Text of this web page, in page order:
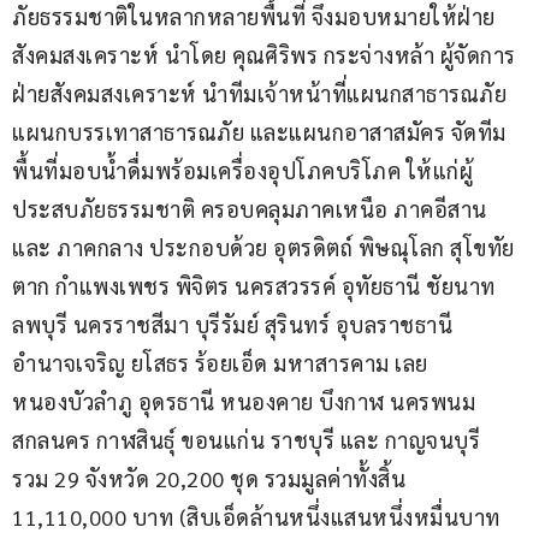
ภัยธรรมชาติในหลากหลายพื้นที่ จึงมอบหมายให้ฝ่าย
สังคมสงเคราะห์ นำโดย คุณศิริพร กระจ่างหล้า ผู้จัดการ
ฝ่ายสังคมสงเคราะห์ นำทีมเจ้าหน้าที่แผนกสาธารณภัย
แผนกบรรเทาสาธารณภัย และแผนกอาสาสมัคร จัดทีม
พื้นที่มอบน้ำดื่มพร้อมเครื่องอุปโภคบริโภค ให้แก่ผู้
ประสบภัยธรรมชาติ ครอบคลุมภาคเหนือ ภาคอีสาน
และ ภาคกลาง ประกอบด้วย อุตรดิตถ์ พิษณุโลก สุโขทัย
ตาก กำแพงเพชร พิจิตร นครสวรรค์ อุทัยธานี ชัยนาท
ลพบุรี นครราชสีมา บุรีรัมย์ สุรินทร์ อุบลราชธานี
อำนาจเจริญ ยโสธร ร้อยเอ็ด มหาสารคาม เลย
หนองบัวลำภู อุดรธานี หนองคาย บึงกาฬ นครพนม
สกลนคร กาฬสินธุ์ ขอนแก่น ราชบุรี และ กาญจนบุรี
รวม 29 จังหวัด 20,200 ชุด รวมมูลค่าทั้งสิ้น
11,110,000 บาท (สิบเอ็ดล้านหนึ่งแสนหนึ่งหมื่นบาท